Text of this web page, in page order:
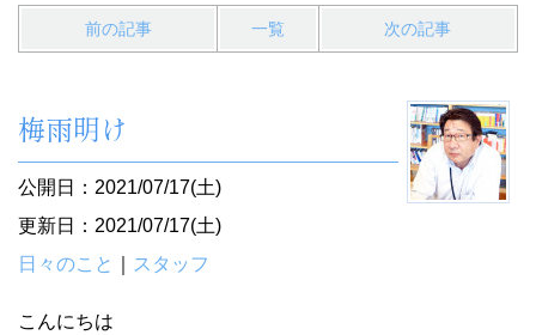
前の記事 一覧 次の記事
梅雨明け
公開日：2021/07/17(土)
更新日：2021/07/17(土)
日々のこと
スタッフ
こんにちは